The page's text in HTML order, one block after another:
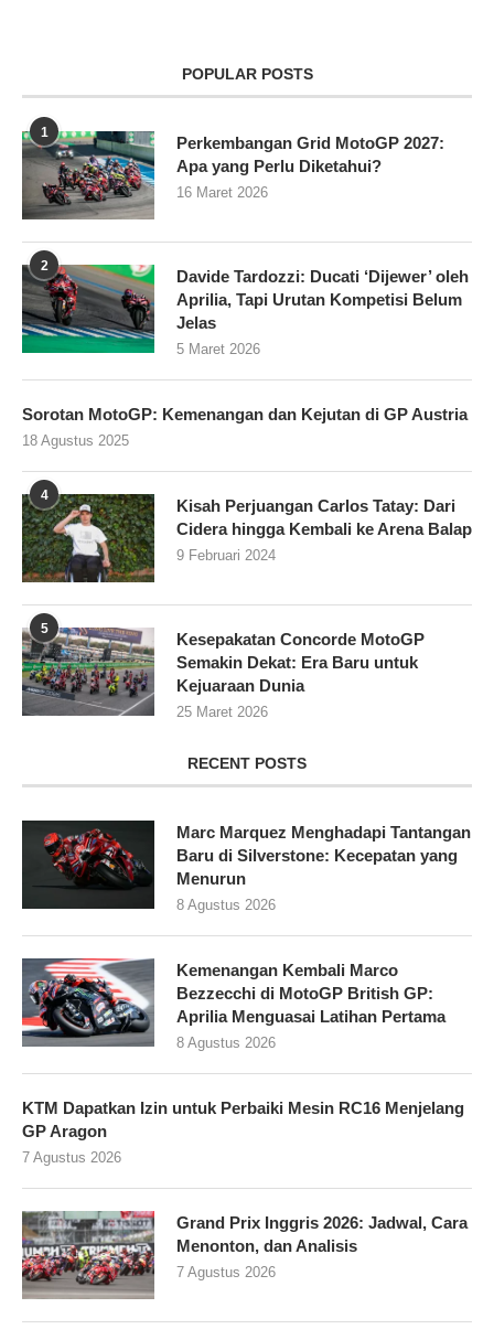
POPULAR POSTS
1
Perkembangan Grid MotoGP 2027:
Apa yang Perlu Diketahui?
16 Maret 2026
2
Davide Tardozzi: Ducati ‘Dijewer’ oleh
Aprilia, Tapi Urutan Kompetisi Belum
Jelas
5 Maret 2026
Sorotan MotoGP: Kemenangan dan Kejutan di GP Austria
18 Agustus 2025
4
Kisah Perjuangan Carlos Tatay: Dari
Cidera hingga Kembali ke Arena Balap
9 Februari 2024
5
Kesepakatan Concorde MotoGP
Semakin Dekat: Era Baru untuk
Kejuaraan Dunia
25 Maret 2026
RECENT POSTS
Marc Marquez Menghadapi Tantangan
Baru di Silverstone: Kecepatan yang
Menurun
8 Agustus 2026
Kemenangan Kembali Marco
Bezzecchi di MotoGP British GP:
Aprilia Menguasai Latihan Pertama
8 Agustus 2026
KTM Dapatkan Izin untuk Perbaiki Mesin RC16 Menjelang
GP Aragon
7 Agustus 2026
Grand Prix Inggris 2026: Jadwal, Cara
Menonton, dan Analisis
7 Agustus 2026